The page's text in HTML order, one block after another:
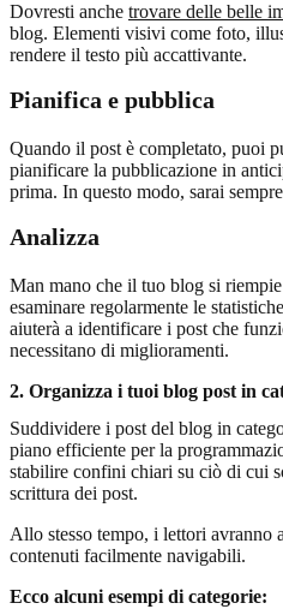
Dovresti anche trovare delle belle
blog. Elementi visivi come foto,
rendere il testo più accattivante.
Pianifica e pubblica
Quando il post è completato, puoi
pianificare la pubblicazione in
prima. In questo modo, sarai
Analizza
Man mano che il tuo blog si
esaminare regolarmente le
aiuterà a identificare i post che
necessitano di miglioramenti.
2. Organizza i tuoi blog post in
Suddividere i post del blog in
piano efficiente per la
stabilire confini chiari su ciò di cui
scrittura dei post.
Allo stesso tempo, i lettori avranno
contenuti facilmente navigabili.
Ecco alcuni esempi di categorie: